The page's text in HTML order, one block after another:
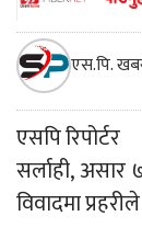
एस.पि.
एसपि रिपोर्टर
सर्लाही, असार
विवादमा